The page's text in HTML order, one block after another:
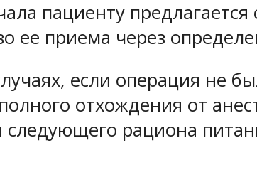
пациенту предлагается
ее приема через
если операция не
отхождения от
следующего рациона